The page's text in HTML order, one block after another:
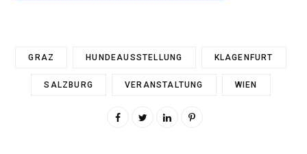
GRAZ HUNDEAUSSTELLUNG KLAGENFURT
SALZBURG VERANSTALTUNG WIEN